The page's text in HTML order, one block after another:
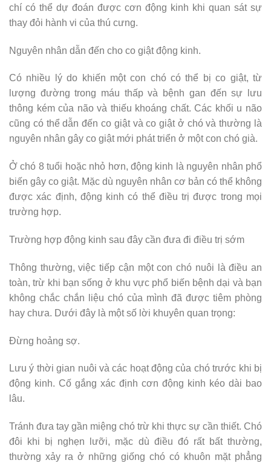
chí có thể dự đoán được cơn động kinh khi quan sát sự
thay đỏi hành vi của thú cưng.
Nguyên nhân dẫn đến cho co giật động kinh.
Có nhiều lý do khiến một con chó có thể bị co giật, từ
lượng đường trong máu thấp và bệnh gan đến sự lưu
thông kém của não và thiếu khoáng chất. Các khối u não
cũng có thể dẫn đến co giật và co giật ở chó và thường là
nguyên nhân gây co giật mới phát triển ở một con chó già.
Ở chó 8 tuổi hoặc nhỏ hơn, động kinh là nguyên nhân phổ
biến gây co giật. Mặc dù nguyên nhân cơ bản có thể không
được xác định, động kinh có thể điều trị được trong mọi
trường hợp.
Trường hợp động kinh sau đây cần đưa đi điều trị sớm
Thông thường, việc tiếp cận một con chó nuôi là điều an
toàn, trừ khi bạn sống ở khu vực phổ biến bệnh dại và bạn
không chắc chắn liệu chó của mình đã được tiêm phòng
hay chưa. Dưới đây là một số lời khuyên quan trọng:
Đừng hoảng sợ.
Lưu ý thời gian nuôi và các hoạt động của chó trước khi bị
động kinh. Cố gắng xác định cơn động kinh kéo dài bao
lâu.
Tránh đưa tay gần miệng chó trừ khi thực sự cần thiết. Chó
đôi khi bị nghẹn lưỡi, mặc dù điều đó rất bất thường,
thường xảy ra ở những giống chó có khuôn mặt phẳng